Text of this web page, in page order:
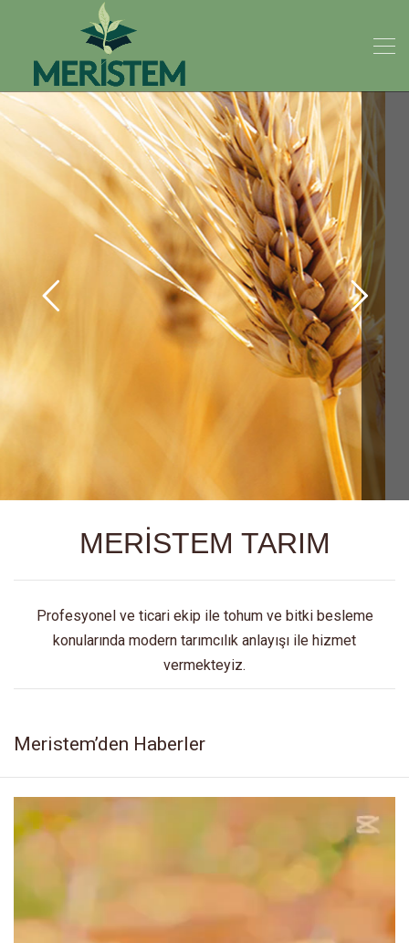
MERİSTEM TARIM
Profesyonel ve ticari ekip ile tohum ve bitki besleme
konularında modern tarımcılık anlayışı ile hizmet
vermekteyiz.
Meristem’den Haberler